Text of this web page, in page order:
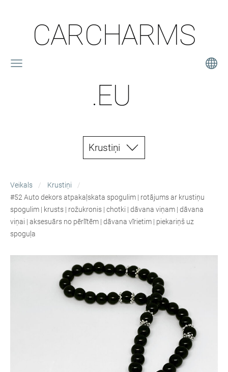
CARCHARMS
.EU
Krustiņi
Veikals
Krustiņi
#52 Auto dekors atpakaļskata spogulim | rotājums ar krustiņu
spogulim | krusts | rožukronis | chotki | dāvana viņam | dāvana
viņai | aksesuārs no pērlītēm | dāvana vīrietim | piekariņš uz
spoguļa